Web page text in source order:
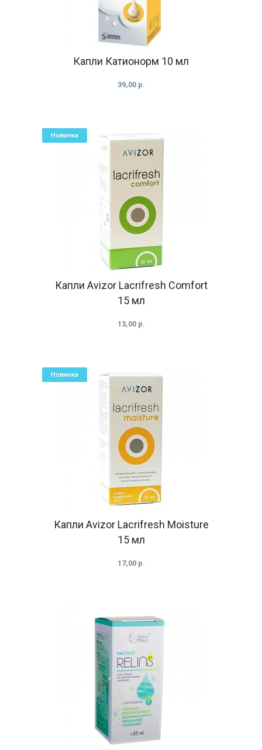
Капли Катионорм 10 мл
39,00 р.
Капли Avizor Lacrifresh Comfort
15 мл
13,00 р.
Новинка
Капли Avizor Lacrifresh Moisture
15 мл
17,00 р.
Новинка